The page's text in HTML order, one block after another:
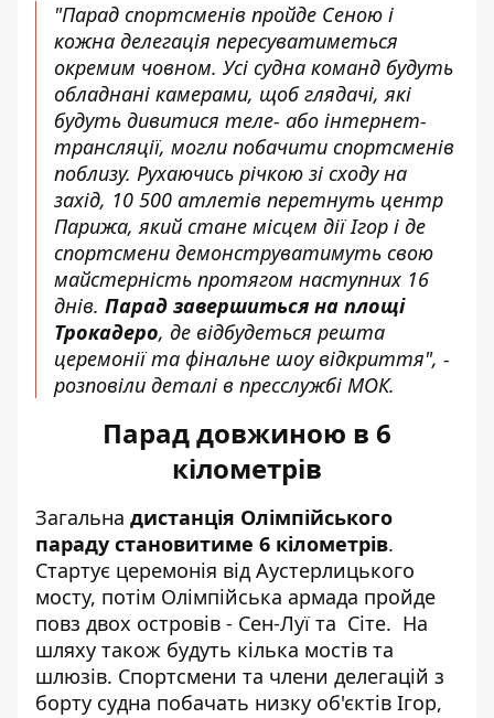
"Парад спортсменів пройде Сеною і
кожна делегація пересуватиметься
окремим човном. Усі судна команд будуть
обладнані камерами, щоб глядачі, які
будуть дивитися теле- або інтернет-
трансляції, могли побачити спортсменів
поблизу. Рухаючись річкою зі сходу на
захід, 10 500 атлетів перетнуть центр
Парижа, який стане місцем дії Ігор і де
спортсмени демонструватимуть свою
майстерність протягом наступних 16
днів. Парад завершиться на площі
Трокадеро, де відбудеться решта
церемонії та фінальне шоу відкриття", -
розповіли деталі в пресслужбі МОК.
Парад довжиною в 6
кілометрів
Загальна дистанція Олімпійського
параду становитиме 6 кілометрів.
Стартує церемонія від Аустерлицького
мосту, потім Олімпійська армада пройде
повз двох островів - Сен-Луї та Сіте. На
шляху також будуть кілька мостів та
шлюзів. Спортсмени та члени делегацій з
борту судна побачать низку об'єктів Ігор,